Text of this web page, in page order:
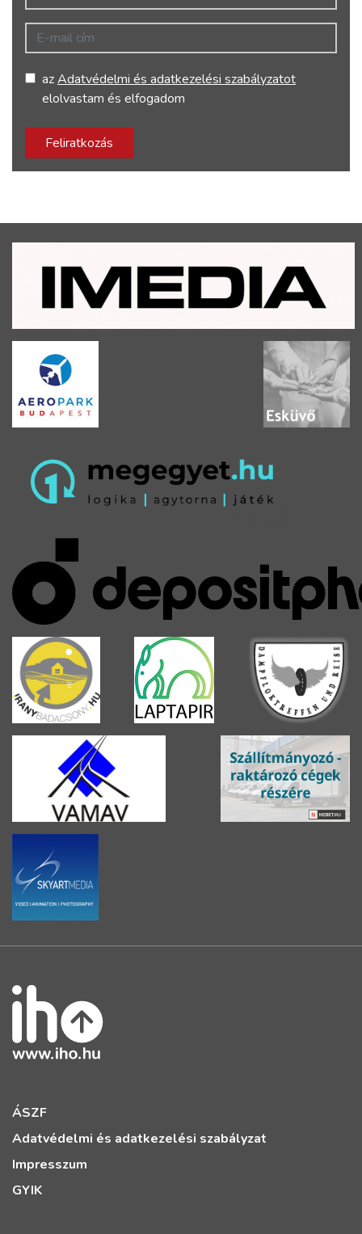
E-mail cím
azAdatvédelmi és adatkezelési szabályzatot
elolvastam és elfogadom
Feliratkozás
ÁSZF
Adatvédelmi és adatkezelési szabályzat
Impresszum
GYIK